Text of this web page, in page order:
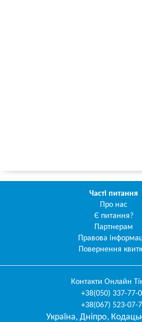
Часті питання
Про нас
Є питання?
Партнерам
Правова
Повернення
Контакти Онлайн
+38(050) 337-77-
+38(067) 523-07-
Україна, Дніпро,